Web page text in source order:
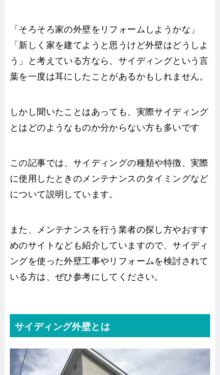
「そろそろ家の外壁をリフォームしようかな」
「新しく家を建てようと思うけど外壁はどうしよ
う」と考えている方なら、サイディングという言
葉を一度は耳にしたことがあるかもしれません。
しかし聞いたことはあっても、実際サイディング
とはどのようなものか分からない方も多いです
この記事では、サイディングの種類や特徴、実際
に使用したときのメンテナンスのタイミングなど
について説明しています。
また、メンテナンスを行う業者の探し方やおすす
めのサイトなども紹介していますので、サイディ
ングを使った外壁工事やリフォームを検討されて
いる方は、ぜひ参考にしてください。
サイディング外壁とは